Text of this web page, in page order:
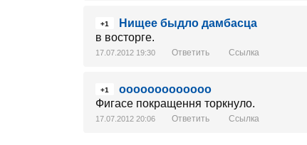
+1
Нищее быдло дамбасца
в восторге.
17.07.2012 19:30 Ответить Ссылка
+1
ооооооооооооо
Фигасе покращення торкнуло.
17.07.2012 20:06 Ответить Ссылка